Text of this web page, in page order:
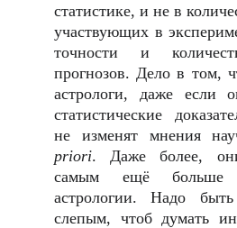
статистике, и не в
участвующих в
точности и
прогнозов. Дело в том,
астрологи, даже если
статистические
не изменят мнения
priori. Даже более,
самым ещё больше
астрологии. Надо быть
слепым, чтоб думать